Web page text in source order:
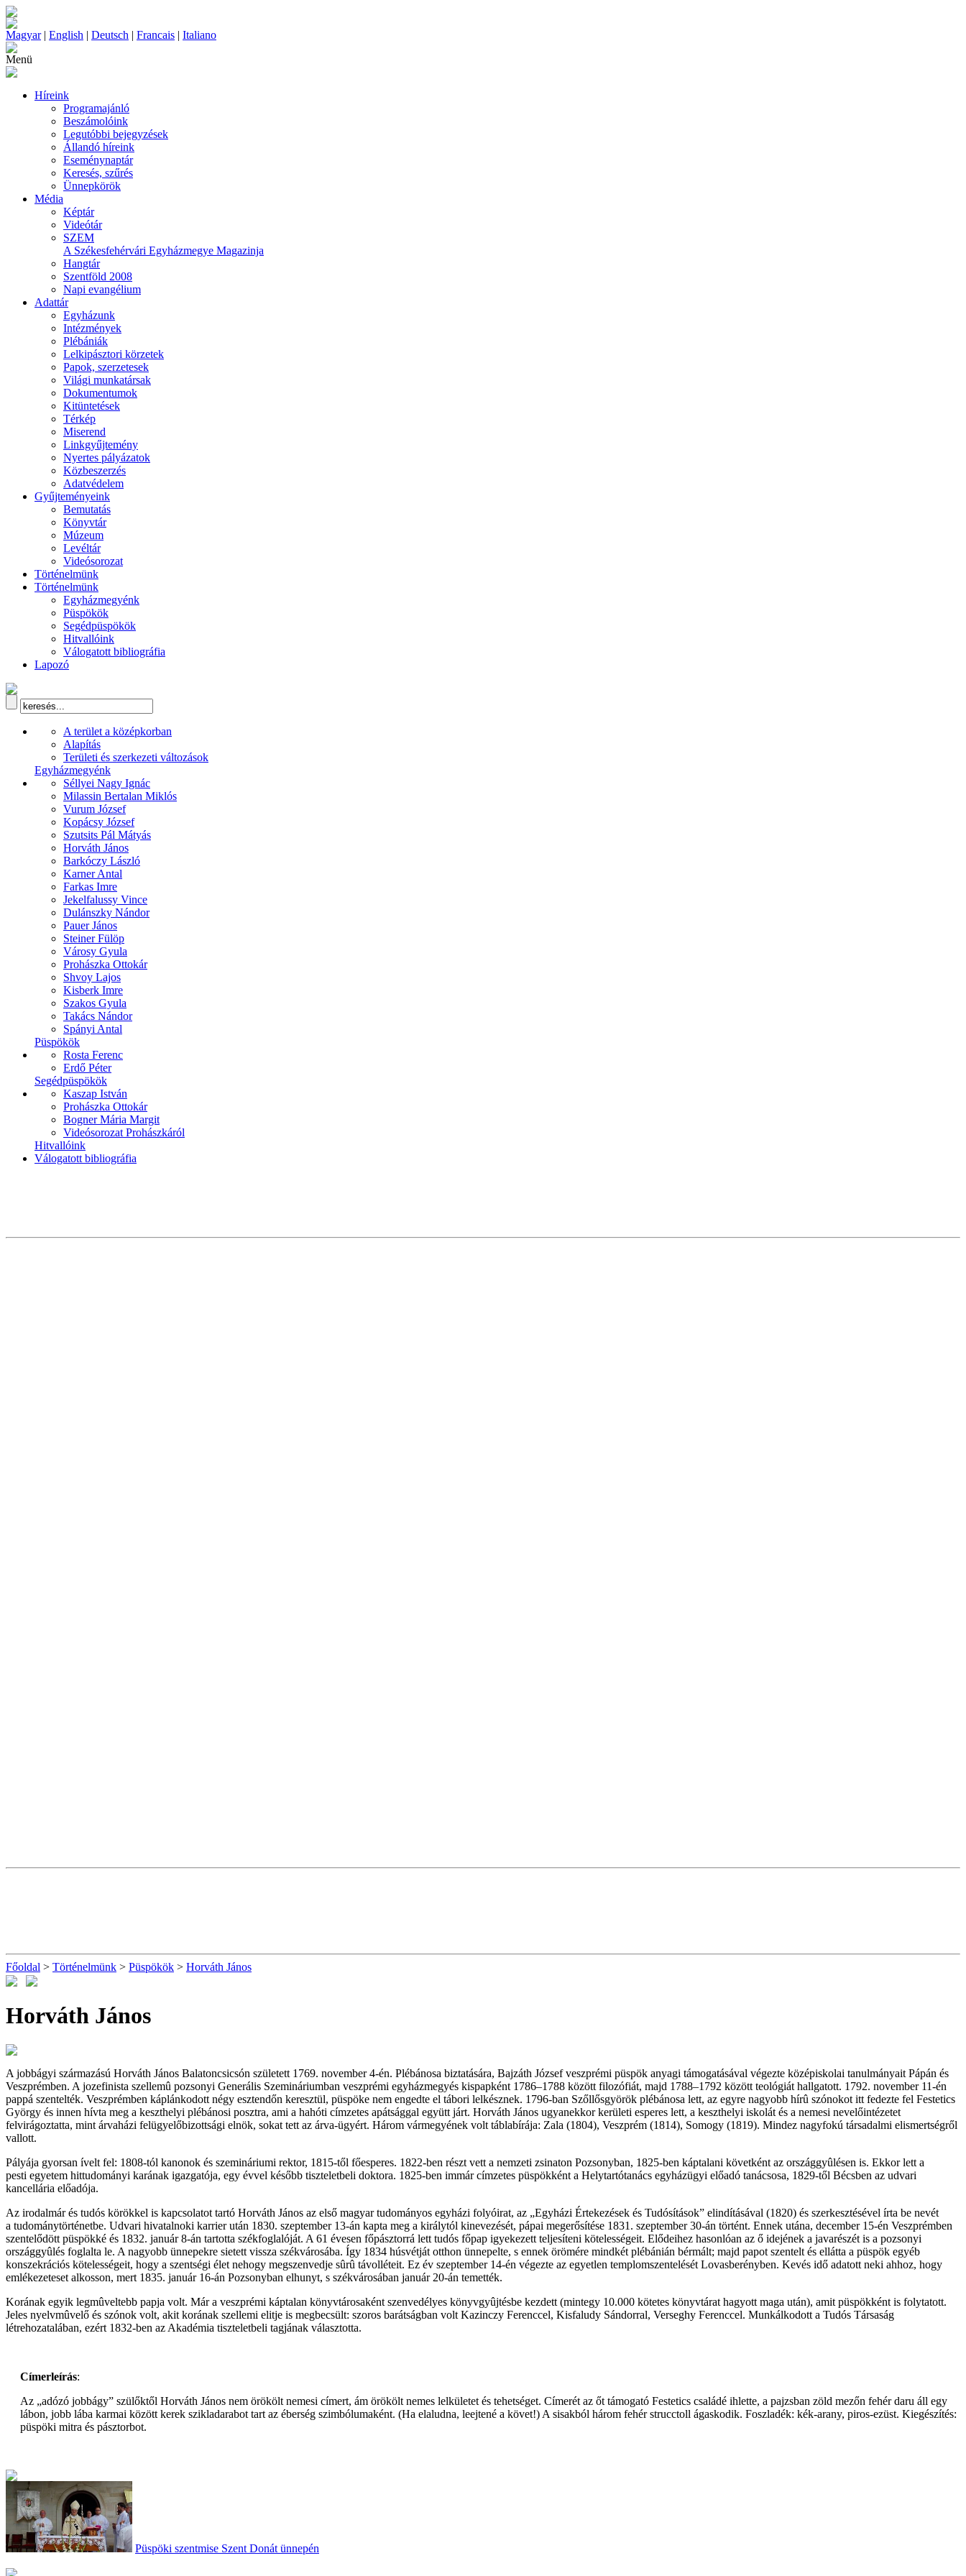
Magyar| English | Deutsch | Francais | Italiano
Menü
Híreink
Programajánló
Beszámolóink
Legutóbbi bejegyzések
Állandó híreink
Eseménynaptár
Keresés, szűrés
Ünnepkörök
Média
Képtár
Videótár
SZEM
A Székesfehérvári Egyházmegye Magazinja
Hangtár
Szentföld 2008
Napi evangélium
Adattár
Egyházunk
Intézmények
Plébániák
Lelkipásztori körzetek
Papok, szerzetesek
Világi munkatársak
Dokumentumok
Kitüntetések
Térkép
Miserend
Linkgyűjtemény
Nyertes pályázatok
Közbeszerzés
Adatvédelem
Gyűjteményeink
Bemutatás
Könyvtár
Múzeum
Levéltár
Videósorozat
Történelmünk
Történelmünk
Egyházmegyénk
Püspökök
Segédpüspökök
Hitvallóink
Válogatott bibliográfia
Lapozó
A terület a középkorban
Alapítás
Területi és szerkezeti változások
Egyházmegyénk
Séllyei Nagy Ignác
Milassin Bertalan Miklós
Vurum József
Kopácsy József
Szutsits Pál Mátyás
Horváth János
Barkóczy László
Karner Antal
Farkas Imre
Jekelfalussy Vince
Dulánszky Nándor
Pauer János
Steiner Fülöp
Városy Gyula
Prohászka Ottokár
Shvoy Lajos
Kisberk Imre
Szakos Gyula
Takács Nándor
Spányi Antal
Püspökök
Rosta Ferenc
Erdő Péter
Segédpüspökök
Kaszap István
Prohászka Ottokár
Bogner Mária Margit
Videósorozat Prohászkáról
Hitvallóink
Válogatott bibliográfia
Főoldal > Történelmünk > Püspökök > Horváth János
Horváth János
A jobbágyi származású Horváth János Balatoncsicsón született 1769. november 4-én. Plébánosa biztatására, Bajzáth József veszprémi püspök anyagi támogatásával végezte középiskolai tanulmányait Pápán és
Veszprémben. A jozefinista szellemû pozsonyi Generális Szemináriumban veszprémi egyházmegyés kispapként 1786–1788 között filozófiát, majd 1788–1792 között teológiát hallgatott. 1792. november 11-én
pappá szentelték. Veszprémben káplánkodott négy esztendőn keresztül, püspöke nem engedte el tábori lelkésznek. 1796-ban Szőllősgyörök plébánosa lett, az egyre nagyobb hírû szónokot itt fedezte fel Festetics
György és innen hívta meg a keszthelyi plébánosi posztra, ami a hahóti címzetes apátsággal együtt járt. Horváth János ugyanekkor kerületi esperes lett, a keszthelyi iskolát és a nemesi nevelőintézetet
felvirágoztatta, mint árvaházi felügyelőbizottsági elnök, sokat tett az árva-ügyért. Három vármegyének volt táblabírája: Zala (1804), Veszprém (1814), Somogy (1819). Mindez nagyfokú társadalmi elismertségről
vallott.
Pályája gyorsan ívelt fel: 1808-tól kanonok és szemináriumi rektor, 1815-től főesperes. 1822-ben részt vett a nemzeti zsinaton Pozsonyban, 1825-ben káptalani követként az országgyûlésen is. Ekkor lett a
pesti egyetem hittudományi karának igazgatója, egy évvel később tiszteletbeli doktora. 1825-ben immár címzetes püspökként a Helytartótanács egyházügyi előadó tanácsosa, 1829-től Bécsben az udvari
kancellária előadója.
Az irodalmár és tudós körökkel is kapcsolatot tartó Horváth János az első magyar tudományos egyházi folyóirat, az „Egyházi Értekezések és Tudósítások” elindításával (1820) és szerkesztésével írta be nevét
a tudománytörténetbe. Udvari hivatalnoki karrier után 1830. szeptember 13-án kapta meg a királytól kinevezését, pápai megerősítése 1831. szeptember 30-án történt. Ennek utána, december 15-én Veszprémben
szentelődött püspökké és 1832. január 8-án tartotta székfoglalóját. A 61 évesen főpásztorrá lett tudós főpap igyekezett teljesíteni kötelességeit. Elődeihez hasonlóan az ő idejének a javarészét is a pozsonyi
országgyûlés foglalta le. A nagyobb ünnepekre sietett vissza székvárosába. Így 1834 húsvétját otthon ünnepelte, s ennek örömére mindkét plébánián bérmált; majd papot szentelt és ellátta a püspök egyéb
konszekrációs kötelességeit, hogy a szentségi élet nehogy megszenvedje sûrû távolléteit. Ez év szeptember 14-én végezte az egyetlen templomszentelését Lovasberényben. Kevés idő adatott neki ahhoz, hogy
emlékezeteset alkosson, mert 1835. január 16-án Pozsonyban elhunyt, s székvárosában január 20-án temették.
Korának egyik legmûveltebb papja volt. Már a veszprémi káptalan könyvtárosaként szenvedélyes könyvgyûjtésbe kezdett (mintegy 10.000 kötetes könyvtárat hagyott maga után), amit püspökként is folytatott.
Jeles nyelvmûvelő és szónok volt, akit korának szellemi elitje is megbecsült: szoros barátságban volt Kazinczy Ferenccel, Kisfaludy Sándorral, Verseghy Ferenccel. Munkálkodott a Tudós Társaság
létrehozatalában, ezért 1832-ben az Akadémia tiszteletbeli tagjának választotta.
Címerleírás:
Az „adózó jobbágy” szülőktől Horváth János nem örökölt nemesi címert, ám örökölt nemes lelkületet és tehetséget. Címerét az őt támogató Festetics családé ihlette, a pajzsban zöld mezőn fehér daru áll egy
lábon, jobb lába karmai között kerek szikladarabot tart az éberség szimbólumaként. (Ha elaludna, leejtené a követ!) A sisakból három fehér strucctoll ágaskodik. Foszladék: kék-arany, piros-ezüst. Kiegészítés:
püspöki mitra és pásztorbot.
Püspöki szentmise Szent Donát ünnepén